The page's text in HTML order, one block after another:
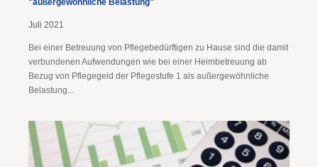
"außergewöhnliche Belastung"
Juli 2021
Bei einer Betreuung von Pflegebedürftigen zu Hause sind die damit
verbundenen Aufwendungen wie bei einer Heimbetreuung ab
Bezug von Pflegegeld der Pflegestufe 1 als außergewöhnliche
Belastung...